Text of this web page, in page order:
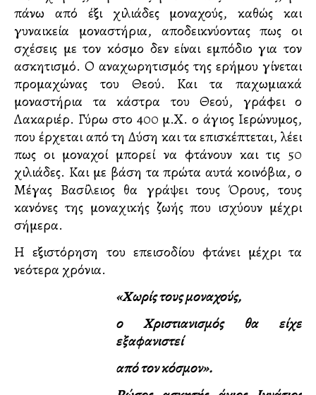
πάνω από έξι χιλιάδες μοναχούς, καθώς και
γυναικεία μοναστήρια, αποδεικνύοντας πως οι
σχέσεις με τον κόσμο δεν είναι εμπόδιο για τον
ασκητισμό. Ο αναχωρητισμός της ερήμου γίνεται
προμαχώνας του Θεού. Και τα παχωμιακά
μοναστήρια τα κάστρα του Θεού, γράφει ο
Λακαριέρ. Γύρω στο 400 μ.Χ. ο άγιος Ιερώνυμος,
που έρχεται από τη Δύση και τα επισκέπτεται, λέει
πως οι μοναχοί μπορεί να φτάνουν και τις 50
χιλιάδες. Και με βάση τα πρώτα αυτά κοινόβια, ο
Μέγας Βασίλειος θα γράψει τους Όρους, τους
κανόνες της μοναχικής ζωής που ισχύουν μέχρι
σήμερα.
Η εξιστόρηση του επεισοδίου φτάνει μέχρι τα
νεότερα χρόνια.
«Χωρίς τους μοναχούς,
ο Χριστιανισμός θα είχε
εξαφανιστεί
από τον κόσμον».